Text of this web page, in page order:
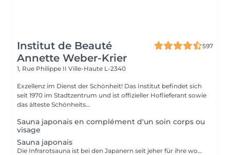
Institut de Beauté
Annette Weber-Krier
597
1, Rue Philippe II Ville-Haute L-2340
Exzellenz im Dienst der Schönheit! Das Institut befindet sich
seit 1970 im Stadtzentrum und ist offizieller Hoflieferant sowie
das älteste Schönheits...
Sauna japonais en complément d'un soin corps ou
visage
Sauna japonais
Die Infrarotsauna ist bei den Japanern seit jeher für ihre wohltuende und entgiftende Wirkung bekannt. Ausgestattet mit der Carbon-Technologie besteht der Sauna Dôme aus einer Matratze und zwei Kuppeln, die lange Infrarotstrahlen aussenden. Die integrierten Steine, Mineralien verstärken die Wirkung von Infrarot (+300 Steine). Detox-Schlankheit: Verlust von bis zu 600 Kalorien pro Sitzung starkes Schwitzen Verbesserung der Hautqualität durchschnittlicher Verlust von -4,4 cm** Bauchumfang -18 % Bauchfett** nach 20 Sitzungen Entspannung/Stress/Schlaf -7,2 % Cortisol* im Blut (Stresshormon) -Reduzierung des wahrgenommenen Stresses um -20,7 %* -Muskelentspannung und Erholung nach dem Training: -30,7 %* der Schmerzen ENTGIFTUNG: Reinigung der Haut und des Körpers Beseitigung von Giftstoffen und Schwermetallen: -10,5 %* Blei im Körper BRAUNER TURMALIN-Stein: Stärkung des Körpers Negative Ionen Schwermetallentgiftung Vitalität JADE-Stein: Entspannende und reinigende Wirkung Reinigung Entspannung Zellgleichgewicht Schwarzer Germaniumstein: Zellregenerator entgiftend beruhigt stärkt das Immunsystem